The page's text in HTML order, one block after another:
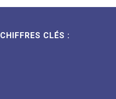
CHIFFRES CLÉS :